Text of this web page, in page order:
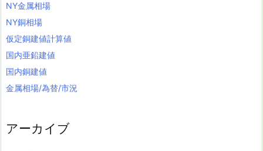
NY金属相場
NY銅相場
仮定銅建値計算値
国内亜鉛建値
国内銅建値
金属相場/為替/市況
アーカイブ